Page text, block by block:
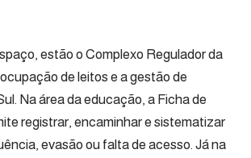
estão o Complexo Regulador da
de leitos e a gestão de
Na área da educação, a Ficha de
registrar, encaminhar e sistematizar
evasão ou falta de acesso. Já na